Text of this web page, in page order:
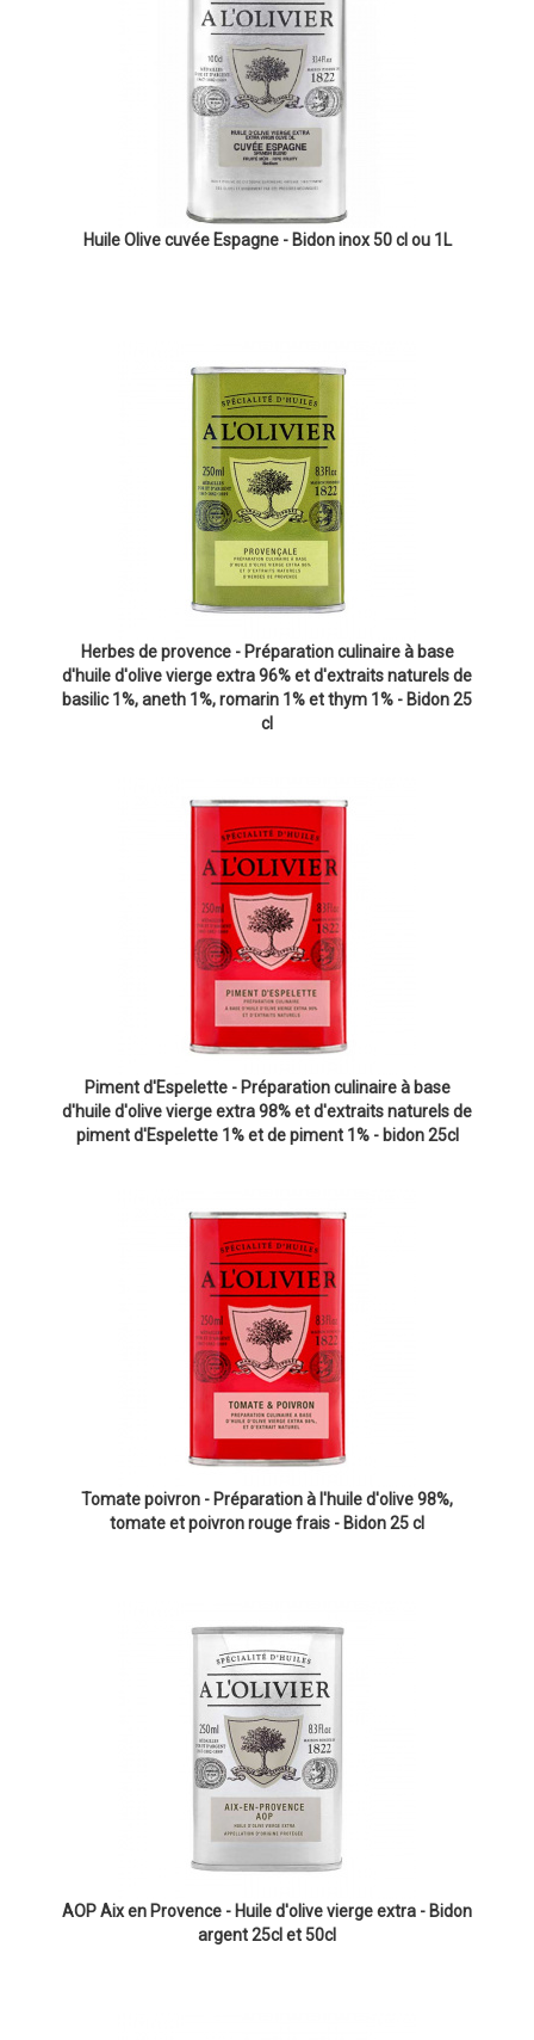
Huile Olive cuvée Espagne - Bidon inox 50 cl ou 1L
Herbes de provence - Préparation culinaire à base
d'huile d'olive vierge extra 96% et d'extraits naturels de
basilic 1%, aneth 1%, romarin 1% et thym 1% - Bidon 25
cl
Piment d'Espelette - Préparation culinaire à base
d'huile d'olive vierge extra 98% et d'extraits naturels de
piment d'Espelette 1% et de piment 1% - bidon 25cl
Tomate poivron - Préparation à l'huile d'olive 98%,
tomate et poivron rouge frais - Bidon 25 cl
AOP Aix en Provence - Huile d'olive vierge extra - Bidon
argent 25cl et 50cl